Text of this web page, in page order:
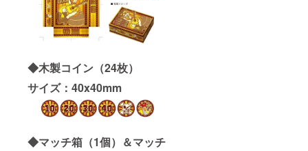
◆木製コイン（24枚）
サイズ：40x40mm
◆マッチ箱（1個）＆マッチ